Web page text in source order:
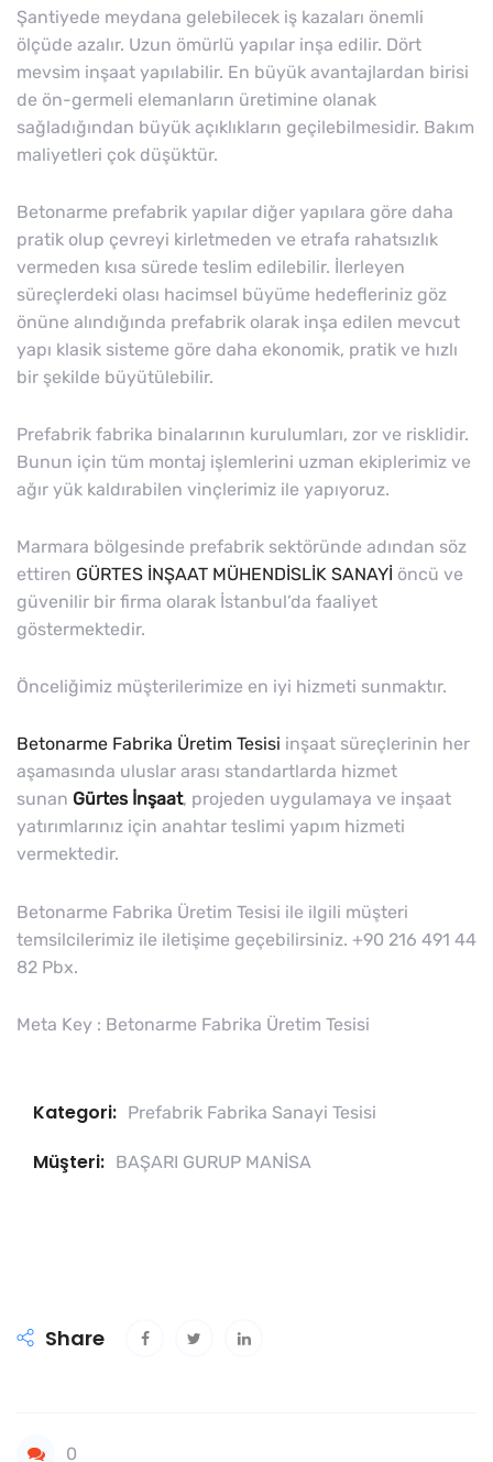
Şantiyede meydana gelebilecek iş kazaları önemli
ölçüde azalır. Uzun ömürlü yapılar inşa edilir. Dört
mevsim inşaat yapılabilir. En büyük avantajlardan birisi
de ön-germeli elemanların üretimine olanak
sağladığından büyük açıklıkların geçilebilmesidir. Bakım
maliyetleri çok düşüktür.
Betonarme prefabrik yapılar diğer yapılara göre daha
pratik olup çevreyi kirletmeden ve etrafa rahatsızlık
vermeden kısa sürede teslim edilebilir. İlerleyen
süreçlerdeki olası hacimsel büyüme hedefleriniz göz
önüne alındığında prefabrik olarak inşa edilen mevcut
yapı klasik sisteme göre daha ekonomik, pratik ve hızlı
bir şekilde büyütülebilir.
Prefabrik fabrika binalarının kurulumları, zor ve risklidir.
Bunun için tüm montaj işlemlerini uzman ekiplerimiz ve
ağır yük kaldırabilen vinçlerimiz ile yapıyoruz.
Marmara bölgesinde prefabrik sektöründe adından söz
ettiren GÜRTES İNŞAAT MÜHENDİSLİK SANAYİ öncü ve
güvenilir bir firma olarak İstanbul’da faaliyet
göstermektedir.
Önceliğimiz müşterilerimize en iyi hizmeti sunmaktır.
Betonarme Fabrika Üretim Tesisi inşaat süreçlerinin her
aşamasında uluslar arası standartlarda hizmet
sunan Gürtes İnşaat, projeden uygulamaya ve inşaat
yatırımlarınız için anahtar teslimi yapım hizmeti
vermektedir.
Betonarme Fabrika Üretim Tesisi ile ilgili müşteri
temsilcilerimiz ile iletişime geçebilirsiniz. +90 216 491 44
82 Pbx.
Meta Key : Betonarme Fabrika Üretim Tesisi
Kategori: Prefabrik Fabrika Sanayi Tesisi
Müşteri: BAŞARI GURUP MANİSA
Share
0